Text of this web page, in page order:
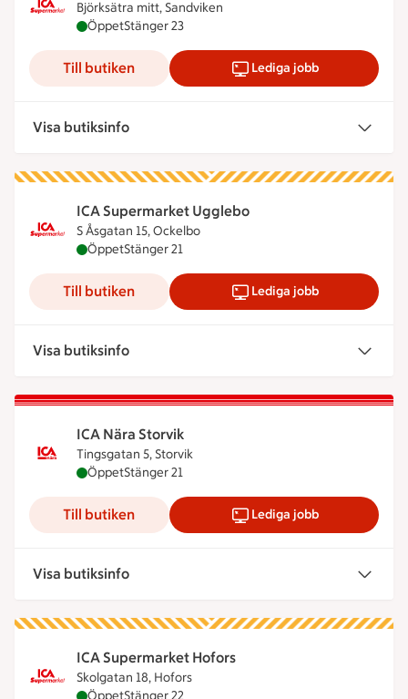
Björksätra mitt, Sandviken
ICA Supermarket Björksätra är öppen nu, stänger
ÖppetStänger 23
Till butiken Lediga jobb
Visa butiksinfo
ICA Supermarket Ugglebo
S Åsgatan 15, Ockelbo
ICA Supermarket Ugglebo är öppen nu, stänger
ÖppetStänger 21
Till butiken Lediga jobb
Visa butiksinfo
ICA Nära Storvik
Tingsgatan 5, Storvik
ICA Nära Storvik är öppen nu, stänger klockan 21
ÖppetStänger 21
Till butiken Lediga jobb
Visa butiksinfo
ICA Supermarket Hofors
Skolgatan 18, Hofors
ÖppetStänger 22